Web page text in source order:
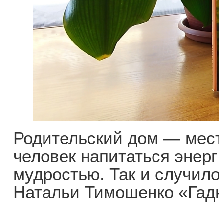
Родительский дом —
человек напитаться
мудростью. Так и
Натальи Тимошенко